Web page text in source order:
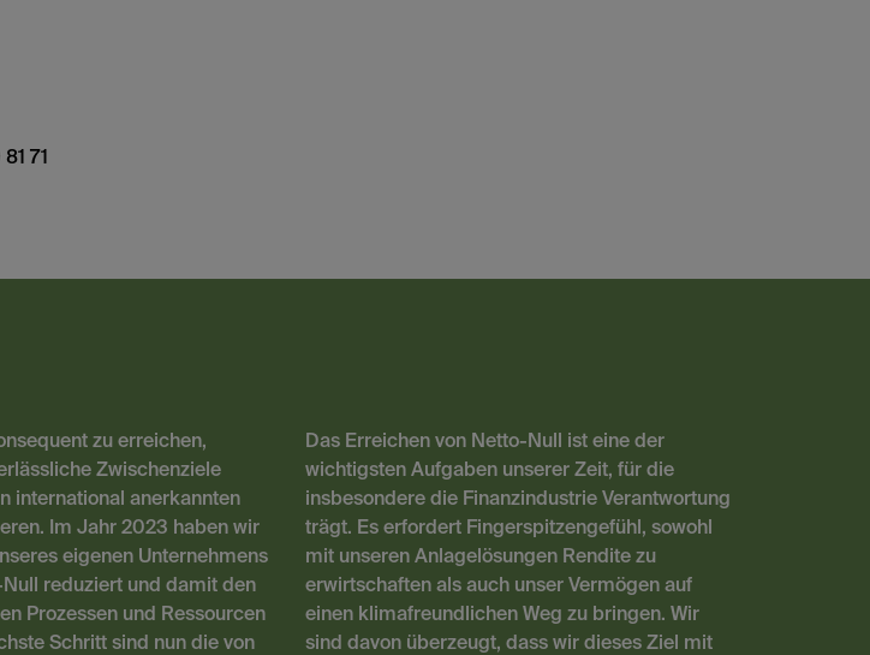
71
zu erreichen,
Zwischenziele
international anerkannten
Im Jahr 2023 haben wir
eigenen Unternehmens
reduziert und damit den
Prozessen und Ressourcen
Schritt sind nun die von
Das Erreichen von Netto-Null ist eine der
wichtigsten Aufgaben unserer Zeit, für die
insbesondere die Finanzindustrie Verantwortung
trägt. Es erfordert Fingerspitzengefühl, sowohl
mit unseren Anlagelösungen Rendite zu
erwirtschaften als auch unser Vermögen auf
einen klimafreundlichen Weg zu bringen. Wir
sind davon überzeugt, dass wir dieses Ziel mit